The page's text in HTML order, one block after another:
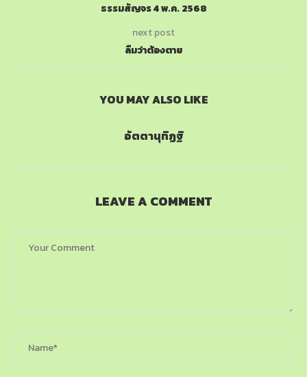
ธรรมสัญจร 4 พ.ค. 2568
next post
ลืมว่าต้องตาย
YOU MAY ALSO LIKE
อัตตานุทิฏฐิ
LEAVE A COMMENT